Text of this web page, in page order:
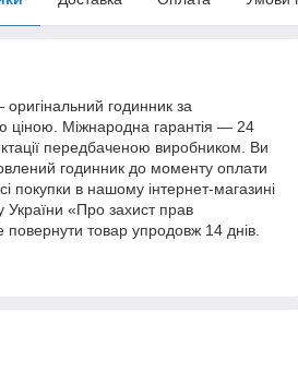
годинник за
ціною. Міжнародна гарантія — 24
передбаченою виробником. Ви
годинник до моменту оплати
покупки в нашому інтернет-магазині
України «Про захист прав
повернути товар упродовж 14 днів.